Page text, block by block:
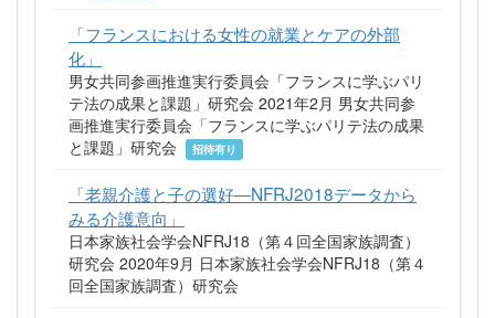
「フランスにおける女性の就業とケアの外部
化」
男女共同参画推進実行委員会「フランスに学ぶパリ
テ法の成果と課題」研究会 2021年2月 男女共同参
画推進実行委員会「フランスに学ぶパリテ法の成果
と課題」研究会
招待有り
「老親介護と子の選好―NFRJ2018データから
みる介護意向」
日本家族社会学会NFRJ18（第４回全国家族調査）
研究会 2020年9月 日本家族社会学会NFRJ18（第４
回全国家族調査）研究会